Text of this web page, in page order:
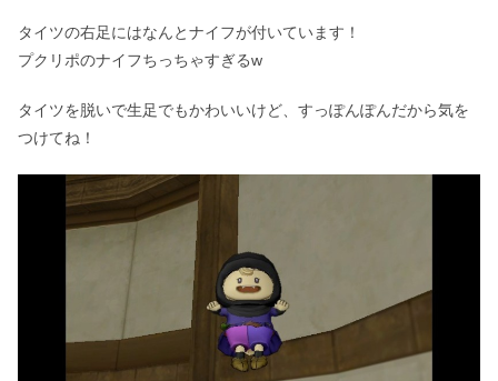
タイツの右足にはなんとナイフが付いています！
プクリポのナイフちっちゃすぎるw
タイツを脱いで生足でもかわいいけど、すっぽんぽんだから気を
つけてね！